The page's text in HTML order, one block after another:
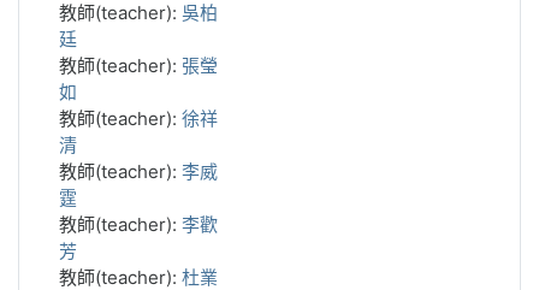
教師(teacher): 吳柏
廷
教師(teacher): 張瑩
如
教師(teacher): 徐祥
清
教師(teacher): 李威
霆
教師(teacher): 李歡
芳
教師(teacher): 杜業